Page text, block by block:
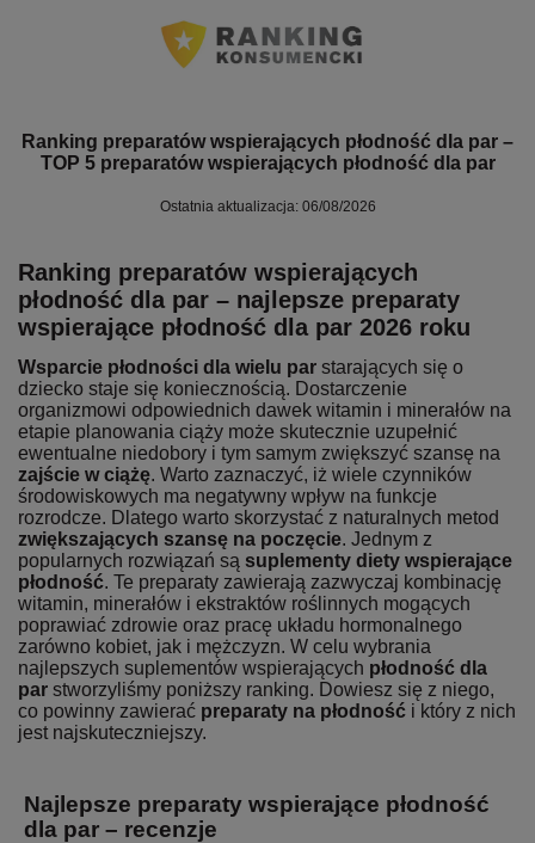
Ranking preparatów wspierających płodność dla par –
TOP 5 preparatów wspierających płodność dla par
Ostatnia aktualizacja: 06/08/2026
Ranking preparatów wspierających
płodność dla par – najlepsze preparaty
wspierające płodność dla par 2026 roku
Wsparcie płodności dla wielu par starających się o
dziecko staje się koniecznością. Dostarczenie
organizmowi odpowiednich dawek witamin i minerałów na
etapie planowania ciąży może skutecznie uzupełnić
ewentualne niedobory i tym samym zwiększyć szansę na
zajście w ciążę. Warto zaznaczyć, iż wiele czynników
środowiskowych ma negatywny wpływ na funkcje
rozrodcze. Dlatego warto skorzystać z naturalnych metod
zwiększających szansę na poczęcie. Jednym z
popularnych rozwiązań są suplementy diety wspierające
płodność. Te preparaty zawierają zazwyczaj kombinację
witamin, minerałów i ekstraktów roślinnych mogących
poprawiać zdrowie oraz pracę układu hormonalnego
zarówno kobiet, jak i mężczyzn. W celu wybrania
najlepszych suplementów wspierających płodność dla
par stworzyliśmy poniższy ranking. Dowiesz się z niego,
co powinny zawierać preparaty na płodność i który z nich
jest najskuteczniejszy.
Najlepsze preparaty wspierające płodność
dla par – recenzje